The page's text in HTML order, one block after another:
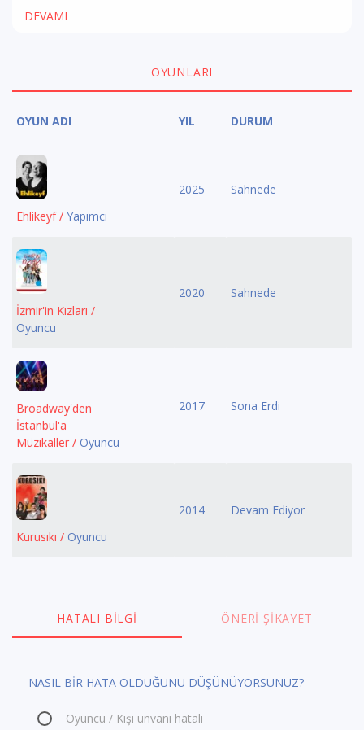
DEVAMI
OYUNLARI
OYUN ADI YIL DURUM
Ehlikeyf / Yapımcı
2025 Sahnede
İzmir'in Kızları /
Oyuncu
2020 Sahnede
Broadway'den
İstanbul'a
Müzikaller / Oyuncu
2017 Sona Erdi
Kurusıkı / Oyuncu
2014 Devam Ediyor
HATALI BILGI ÖNERI ŞIKAYET
NASIL BİR HATA OLDUĞUNU DÜŞÜNÜYORSUNUZ?
Oyuncu / Kişi ünvanı hatalı